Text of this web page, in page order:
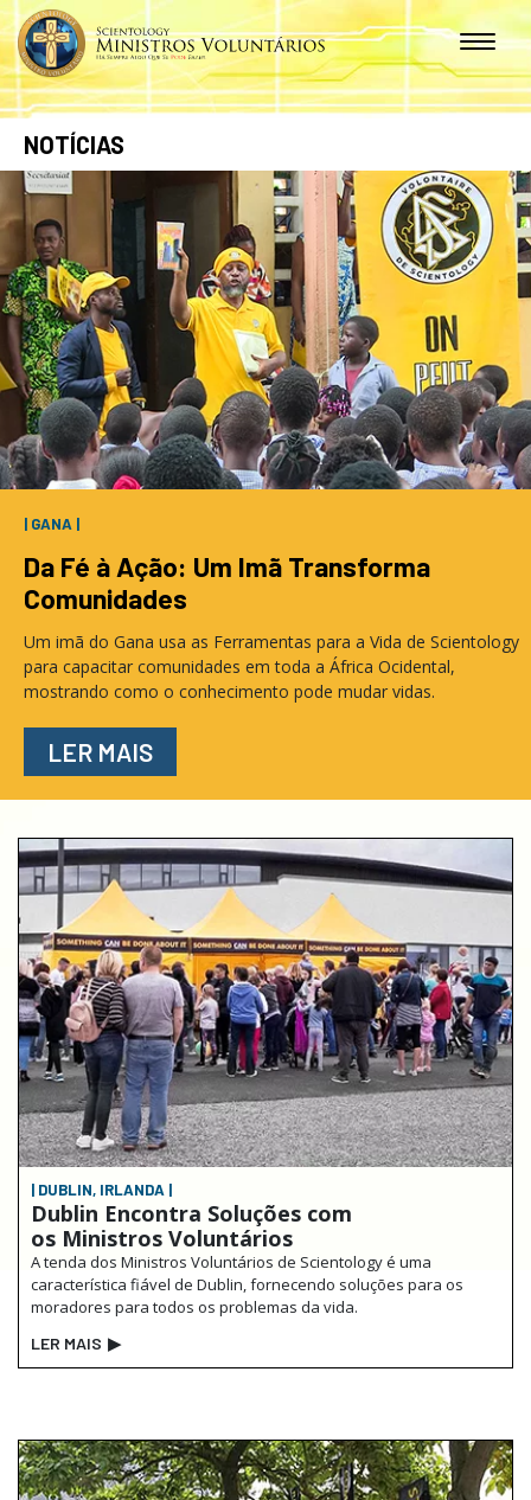
NOTÍCIAS
| GANA |
Da Fé à Ação: Um Imã Transforma
Comunidades
Um imã do Gana usa as Ferramentas para a Vida de Scientology
para capacitar comunidades em toda a África Ocidental,
mostrando como o conhecimento pode mudar vidas.
LER MAIS
| DUBLIN, IRLANDA |
Dublin Encontra Soluções com
os Ministros Voluntários
A tenda dos Ministros Voluntários de Scientology é uma
característica fiável de Dublin, fornecendo soluções para os
moradores para todos os problemas da vida.
LER MAIS ▶